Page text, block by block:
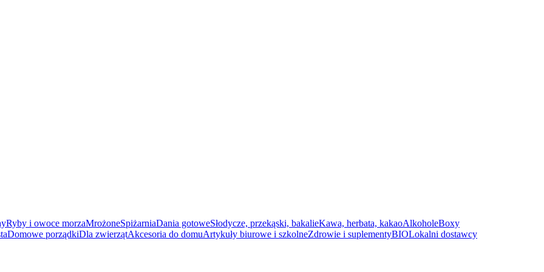
Ryby i owoce morzaMrożoneSpiżarniaDania gotoweSłodycze, przekąski, bakalieKawa, herbata, kakaoAlkoholeBoxy
Domowe porządkiDla zwierzątAkcesoria do domuArtykuły biurowe i szkolneZdrowie i suplementyBIOLokalni dostawcy